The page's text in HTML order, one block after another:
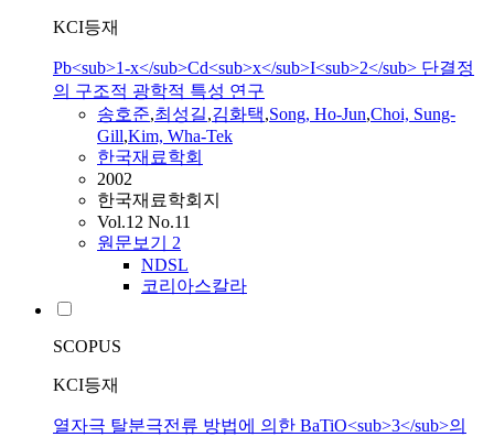
KCI등재
Pb<sub>1-x</sub>Cd<sub>x</sub>I<sub>2</sub> 단결정
의 구조적 광학적 특성 연구
송호준,최성길,김화택,Song, Ho-Jun,Choi, Sung-
Gill,Kim, Wha-Tek
한국재료학회
2002
한국재료학회지
Vol.12 No.11
원문보기 2
NDSL
코리아스칼라
SCOPUS
KCI등재
열자극 탈분극전류 방법에 의한 BaTiO<sub>3</sub>의